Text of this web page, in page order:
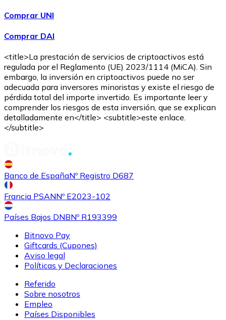
Comprar UNI
Comprar DAI
<title>La prestación de servicios de criptoactivos está
regulada por el Reglamento (UE) 2023/1114 (MiCA). Sin
embargo, la inversión en criptoactivos puede no ser
adecuada para inversores minoristas y existe el riesgo de
pérdida total del importe invertido. Es importante leer y
comprender los riesgos de esta inversión, que se explican
detalladamente en</title> <subtitle>este enlace.
</subtitle>
Banco de EspañaNº Registro D687
Francia PSANNº E2023-102
Países Bajos DNBNº R193399
Bitnovo Pay
Giftcards (Cupones)
Aviso legal
Políticas y Declaraciones
Referido
Sobre nosotros
Empleo
Países Disponibles